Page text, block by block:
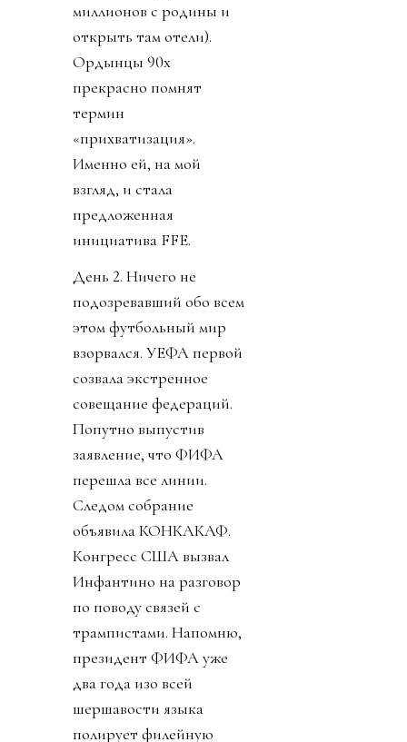
миллионов с родины и
открыть там отели).
Ордынцы 90х
прекрасно помнят
термин
«прихватизация».
Именно ей, на мой
взгляд, и стала
предложенная
инициатива FFE.
День 2. Ничего не
подозревавший обо всем
этом футбольный мир
взорвался. УЕФА первой
созвала экстренное
совещание федераций.
Попутно выпустив
заявление, что ФИФА
перешла все линии.
Следом собрание
объявила КОНКАКАФ.
Конгресс США вызвал
Инфантино на разговор
по поводу связей с
трампистами. Напомню,
президент ФИФА уже
два года изо всей
шершавости языка
полирует филейную